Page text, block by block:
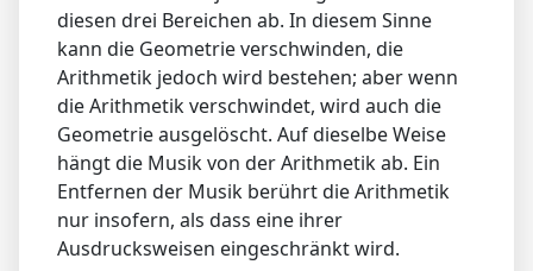
diesen drei Bereichen ab. In diesem Sinne
kann die Geometrie verschwinden, die
Arithmetik jedoch wird bestehen; aber wenn
die Arithmetik verschwindet, wird auch die
Geometrie ausgelöscht. Auf dieselbe Weise
hängt die Musik von der Arithmetik ab. Ein
Entfernen der Musik berührt die Arithmetik
nur insofern, als dass eine ihrer
Ausdrucksweisen eingeschränkt wird.